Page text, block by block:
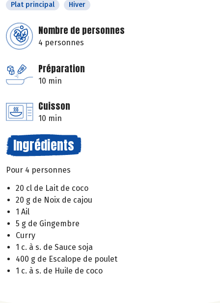
Plat principal Hiver
Nombre de personnes
4 personnes
Préparation
10 min
Cuisson
10 min
Ingrédients
Pour 4 personnes
20 cl de Lait de coco
20 g de Noix de cajou
1 Ail
5 g de Gingembre
Curry
1 c. à s. de Sauce soja
400 g de Escalope de poulet
1 c. à s. de Huile de coco